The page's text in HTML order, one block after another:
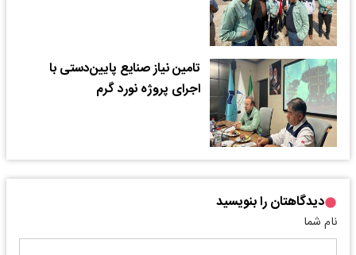
تامین نیاز صنایع پایین‌دستی با
اجرای پروژه نورد گرم
دیدگاهتان را بنویسید
نام شما